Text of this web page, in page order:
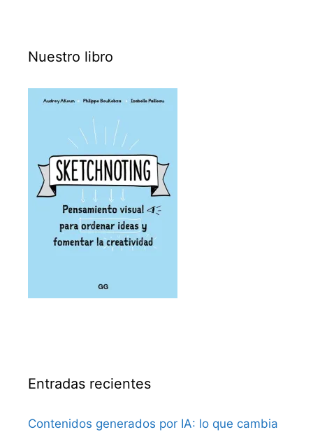
Nuestro libro
Entradas recientes
Contenidos generados por IA: lo que cambia